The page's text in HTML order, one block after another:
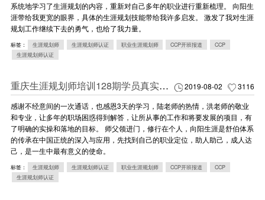
系统地学习了生涯规划的内容，重新对自己多年的职业进行重新梳理。 向阳生
涯带给我更宽的眼界，具体的生涯规划技能带给我许多启发。 激发了我对生涯
规划工作继续下去的勇气，也给了我力量。
标签： 生涯规划师 生涯规划师认证 职业生涯规划师 CCP开班报道
CCP
生涯规划师认证
2019-08-02 3116
重庆生涯规划师培训128期学员真实感悟
感谢不经意间的一次通话，也感恩3天的学习，陆老师的热情，洪老师的敬业
和专业，让多年的职场困惑得到解答，让所从事的工作和将要发展的项目，有
了明确的实操和落地的目标。 师父领进门，修行在个人，向阳生涯是舒伯体系
的传承在中国正统的深入与应用，先找到自己的职业定位，助人助己，成人达
己，是一生中最有意义的使命。
标签： 生涯规划师 生涯规划师认证 职业生涯规划师 CCP开班报道
CCP
生涯规划师认证